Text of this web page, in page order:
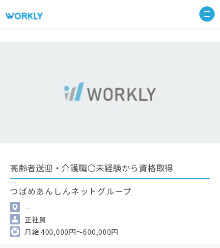
高齢者送迎・介護職〇未経験から資格取得
つばめあんしんネットグループ
—
正社員
月給 400,000円～600,000円